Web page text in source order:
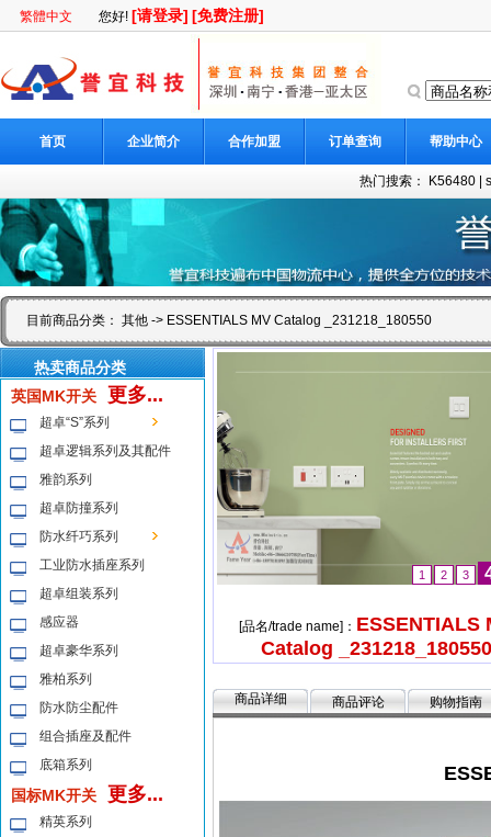
繁體中文 您好! [请登录] [免费注册]
首页 企业简介 合作加盟 订单查询 帮助中心
热门搜索： K56480
目前商品分类： 其他 -> ESSENTIALS MV Catalog _231218_180550
热卖商品分类
英国MK开关
更多...
超卓“S”系列
超卓逻辑系列及其配件
雅韵系列
超卓防撞系列
防水纤巧系列
工业防水插座系列
超卓组装系列
感应器
超卓豪华系列
雅柏系列
防水防尘配件
组合插座及配件
底箱系列
国标MK开关 更多...
精英系列
1 2 3
[品名/trade name]： ESSENTIALS
Catalog _231218_180550
商品详细 商品评论 购物指南